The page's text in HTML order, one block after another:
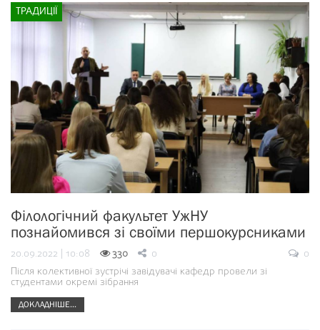
ТРАДИЦІЇ
Філологічний факультет УжНУ
познайомився зі своїми першокурсниками
20.09.2022 | 10:08 330 0
0
Після колективної зустрічі завідувачі кафедр провели зі
студентами окремі зібрання
ДОКЛАДНІШЕ...